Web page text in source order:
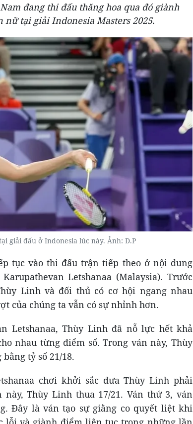
đang thi đấu thăng hoa qua đó giành
tại giải Indonesia Masters 2025.
giải đấu ở Indonesia lúc này. Ảnh: D.P
tục vào thi đấu trận tiếp theo ở nội dung
Letshanaa (Malaysia). Trước
Linh và đối thủ có cơ hội ngang nhau
của chúng ta vẫn có sự nhỉnh hơn.
Letshanaa, Thùy Linh đã nỗ lực hết khả
nhau từng điểm số. Trong ván này, Thùy
tỷ số 21/18.
chơi khởi sắc đưa Thùy Linh phải
Thùy Linh thua 17/21. Ván thứ 3, ván
Đây là ván tạo sự giằng co quyết liệt khi